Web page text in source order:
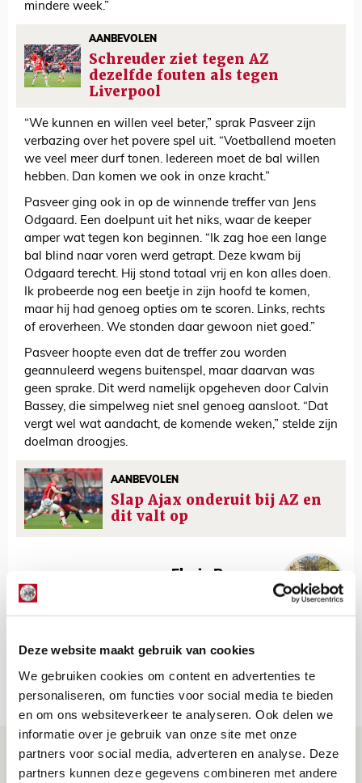
Deze website maakt gebruik van cookies
We gebruiken cookies om content en advertenties te
personaliseren, om functies voor social media te bieden
en om ons websiteverkeer te analyseren. Ook delen we
informatie over je gebruik van onze site met onze
partners voor social media, adverteren en analyse. Deze
partners kunnen deze gegevens combineren met andere
mindere week.”
AANBEVOLEN
Schreuder ziet tegen AZ
dezelfde fouten als tegen
Liverpool
“We kunnen en willen veel beter,” sprak Pasveer zijn
verbazing over het povere spel uit. “Voetballend moeten
we veel meer durf tonen. Iedereen moet de bal willen
hebben. Dan komen we ook in onze kracht.”
Pasveer ging ook in op de winnende treffer van Jens
Odgaard. Een doelpunt uit het niks, waar de keeper
amper wat tegen kon beginnen. “Ik zag hoe een lange
bal blind naar voren werd getrapt. Deze kwam bij
Odgaard terecht. Hij stond totaal vrij en kon alles doen.
Ik probeerde nog een beetje in zijn hoofd te komen,
maar hij had genoeg opties om te scoren. Links, rechts
of eroverheen. We stonden daar gewoon niet goed.”
Pasveer hoopte even dat de treffer zou worden
geannuleerd wegens buitenspel, maar daarvan was
geen sprake. Dit werd namelijk opgeheven door Calvin
Bassey, die simpelweg niet snel genoeg aansloot. “Dat
vergt wel wat aandacht, de komende weken,” stelde zijn
doelman droogjes.
AANBEVOLEN
Slap Ajax onderuit bij AZ en
dit valt op
Floris Roos
Net binnen //
Drie dingen die je moet weten over PEC
Zwolle - Ajax